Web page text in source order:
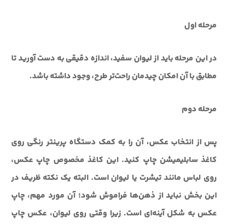
مرحله اول
در این مرحله باید از لیوان سفید، اندازه دقیقی به دست آورید تا
مطابق با آن امکان چیدمان راحت‌تر طرح، وجود داشته باشد.
مرحله دوم
پس از انتخاب عکس، آن را به کمک دستگاه پرینتر رنگی روی
کاغذ سابلیمیشن چاپ کنید. این کاغذ مخصوص چاپ عکس،
روی لباس مانند تیشرت یا لیوان است. البته یک نکته ظریف در
این بخش نباید از ذهن‌ها فراموش شود؛ آن مورد مهم، چاپ
عکس به شکل آینه‌ای است. زیرا وقتی روی لیوان، عکس چاپ